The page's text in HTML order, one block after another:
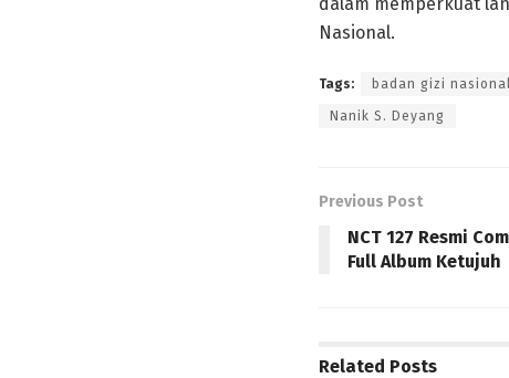
Nasional.
Tags: badan gizi nasional
Nanik S. Deyang
Previous Post
NCT 127 Resmi
Full Album Ketujuh
Related Posts